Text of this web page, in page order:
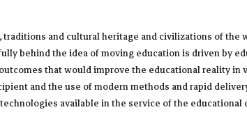
and cultural heritage and civilizations of
behind the idea of moving education is driven by
that would improve the educational reality
and the use of modern methods and rapid
available in the service of the